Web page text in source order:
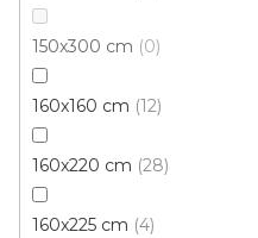
150x300 cm 0
160x160 cm 12
160x220 cm 28
160x225 cm 4
Kusový koberec Berfin
Skladem,
od
60x100 cm